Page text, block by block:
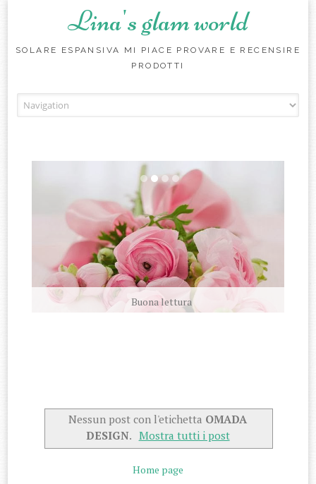
Lina's glam world
SOLARE ESPANSIVA MI PIACE PROVARE E RECENSIRE
PRODOTTI
Buona lettura
amati sempre
Nessun post con l'etichetta OMADA
DESIGN. Mostra tutti i post
Home page